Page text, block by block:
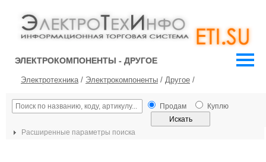
ЭЛЕКТРОКОМПОНЕНТЫ - ДРУГОЕ
Электротехника/ Электрокомпоненты / Другое /
Продам Куплю
Расширенные параметры поиска